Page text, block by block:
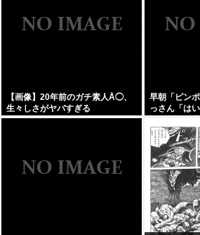
【画像】20年前のガチ素人Å◯、
生々しさがヤバすぎる
早朝「ピン
っさん「は
取センター
ホ゜画像を